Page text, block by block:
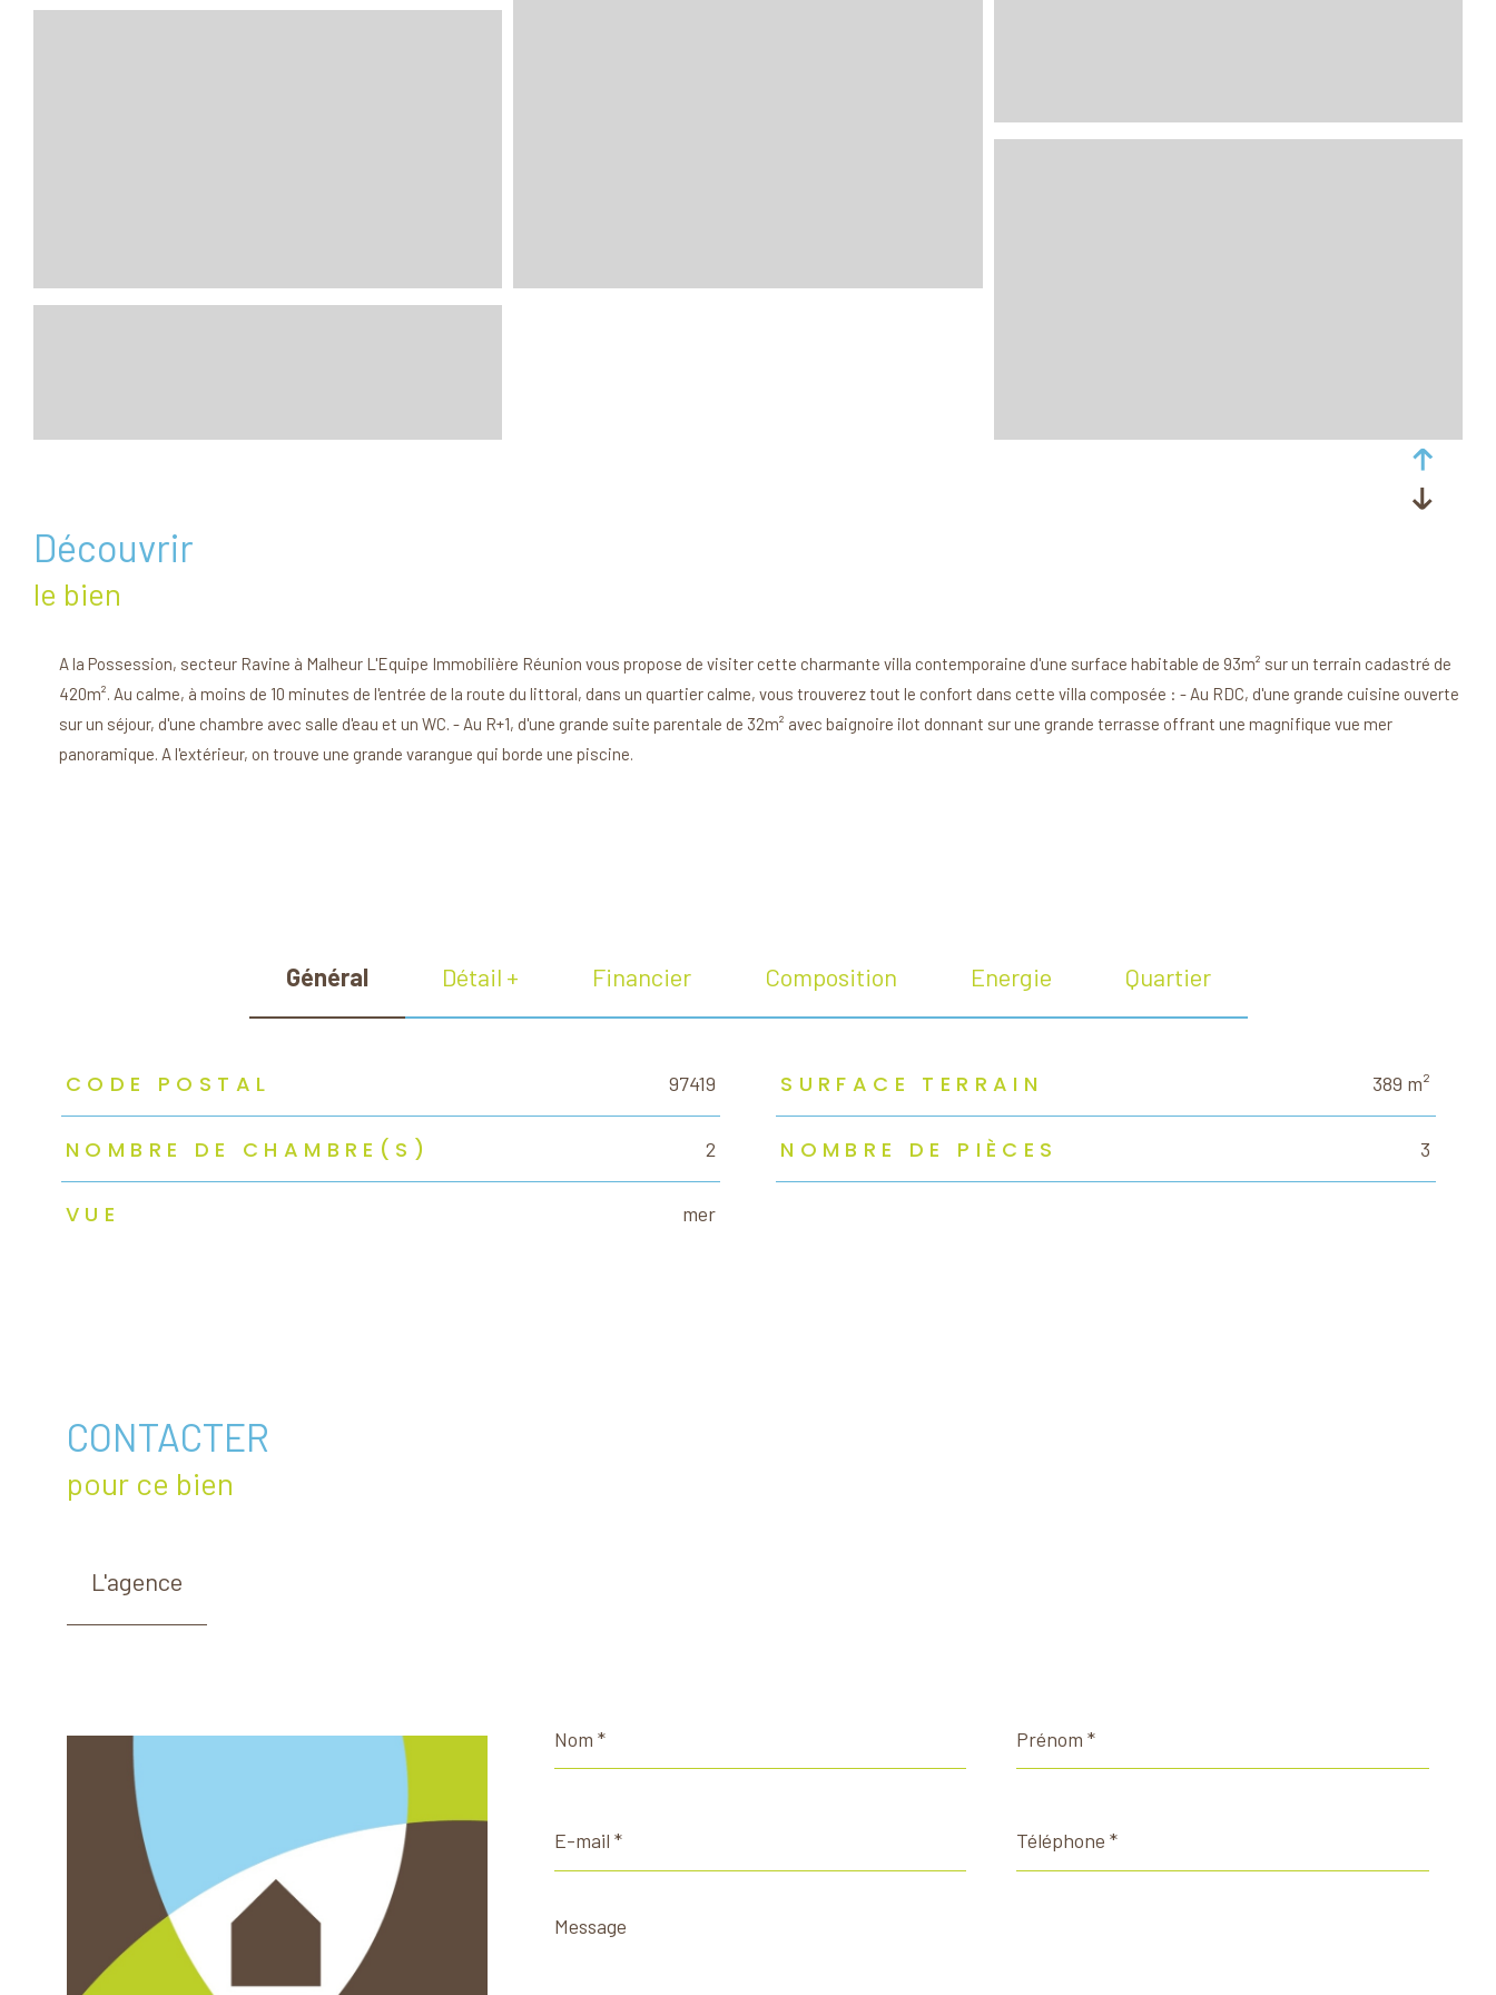
découvrir
le bien
A la Possession, secteur Ravine à Malheur L'Equipe Immobilière Réunion vous propose de visiter cette charmante villa contemporaine d'une surface habitable de 93m² sur un terrain cadastré de
420m². Au calme, à moins de 10 minutes de l'entrée de la route du littoral, dans un quartier calme, vous trouverez tout le confort dans cette villa composée : - Au RDC, d'une grande cuisine ouverte
sur un séjour, d'une chambre avec salle d'eau et un WC. - Au R+1, d'une grande suite parentale de 32m² avec baignoire ilot donnant sur une grande terrasse offrant une magnifique vue mer
panoramique. A l'extérieur, on trouve une grande varangue qui borde une piscine.
Général Détail + Financier Composition Energie Quartier
TRAD_ZEPHYR_Caracteristique
CODE POSTAL 97419 SURFACE TERRAIN 389 m²
NOMBRE DE CHAMBRE(S) 2 NOMBRE DE PIÈCES 3
VUE mer
CONTACTER
pour ce bien
L'agence
*
*
mail
*
*
Message
*